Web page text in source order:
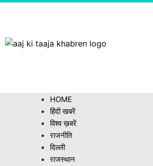
HOME
हिंदी खबरें
विश्व ख़बरें
राजनीति
दिल्ली
राजस्थान